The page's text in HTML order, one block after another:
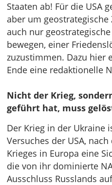
Staaten ab! Für die USA
aber um
auch nur
bewegen, einer
zuzustimmen. Dazu hier
Ende eine redaktionelle
Nicht der Krieg,
geführt hat, muss
Der Krieg in der Ukraine
Versuches der USA,
Krieges in Europa eine
die von ihr dominierte
Ausschluss Russlands